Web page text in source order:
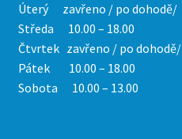
Úterý zavřeno / po dohodě/
Středa 10.00 – 18.00
Čtvrtek zavřeno / po dohodě/
Pátek 10.00 – 18.00
Sobota 10.00 – 13.00